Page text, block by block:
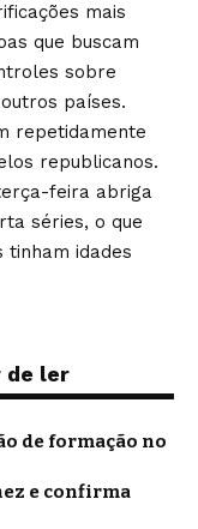
mais
que buscam
sobre
países.
repetidamente
republicanos.
feira abriga
séries, o que
tinham idades
de ler
de formação no
e confirma